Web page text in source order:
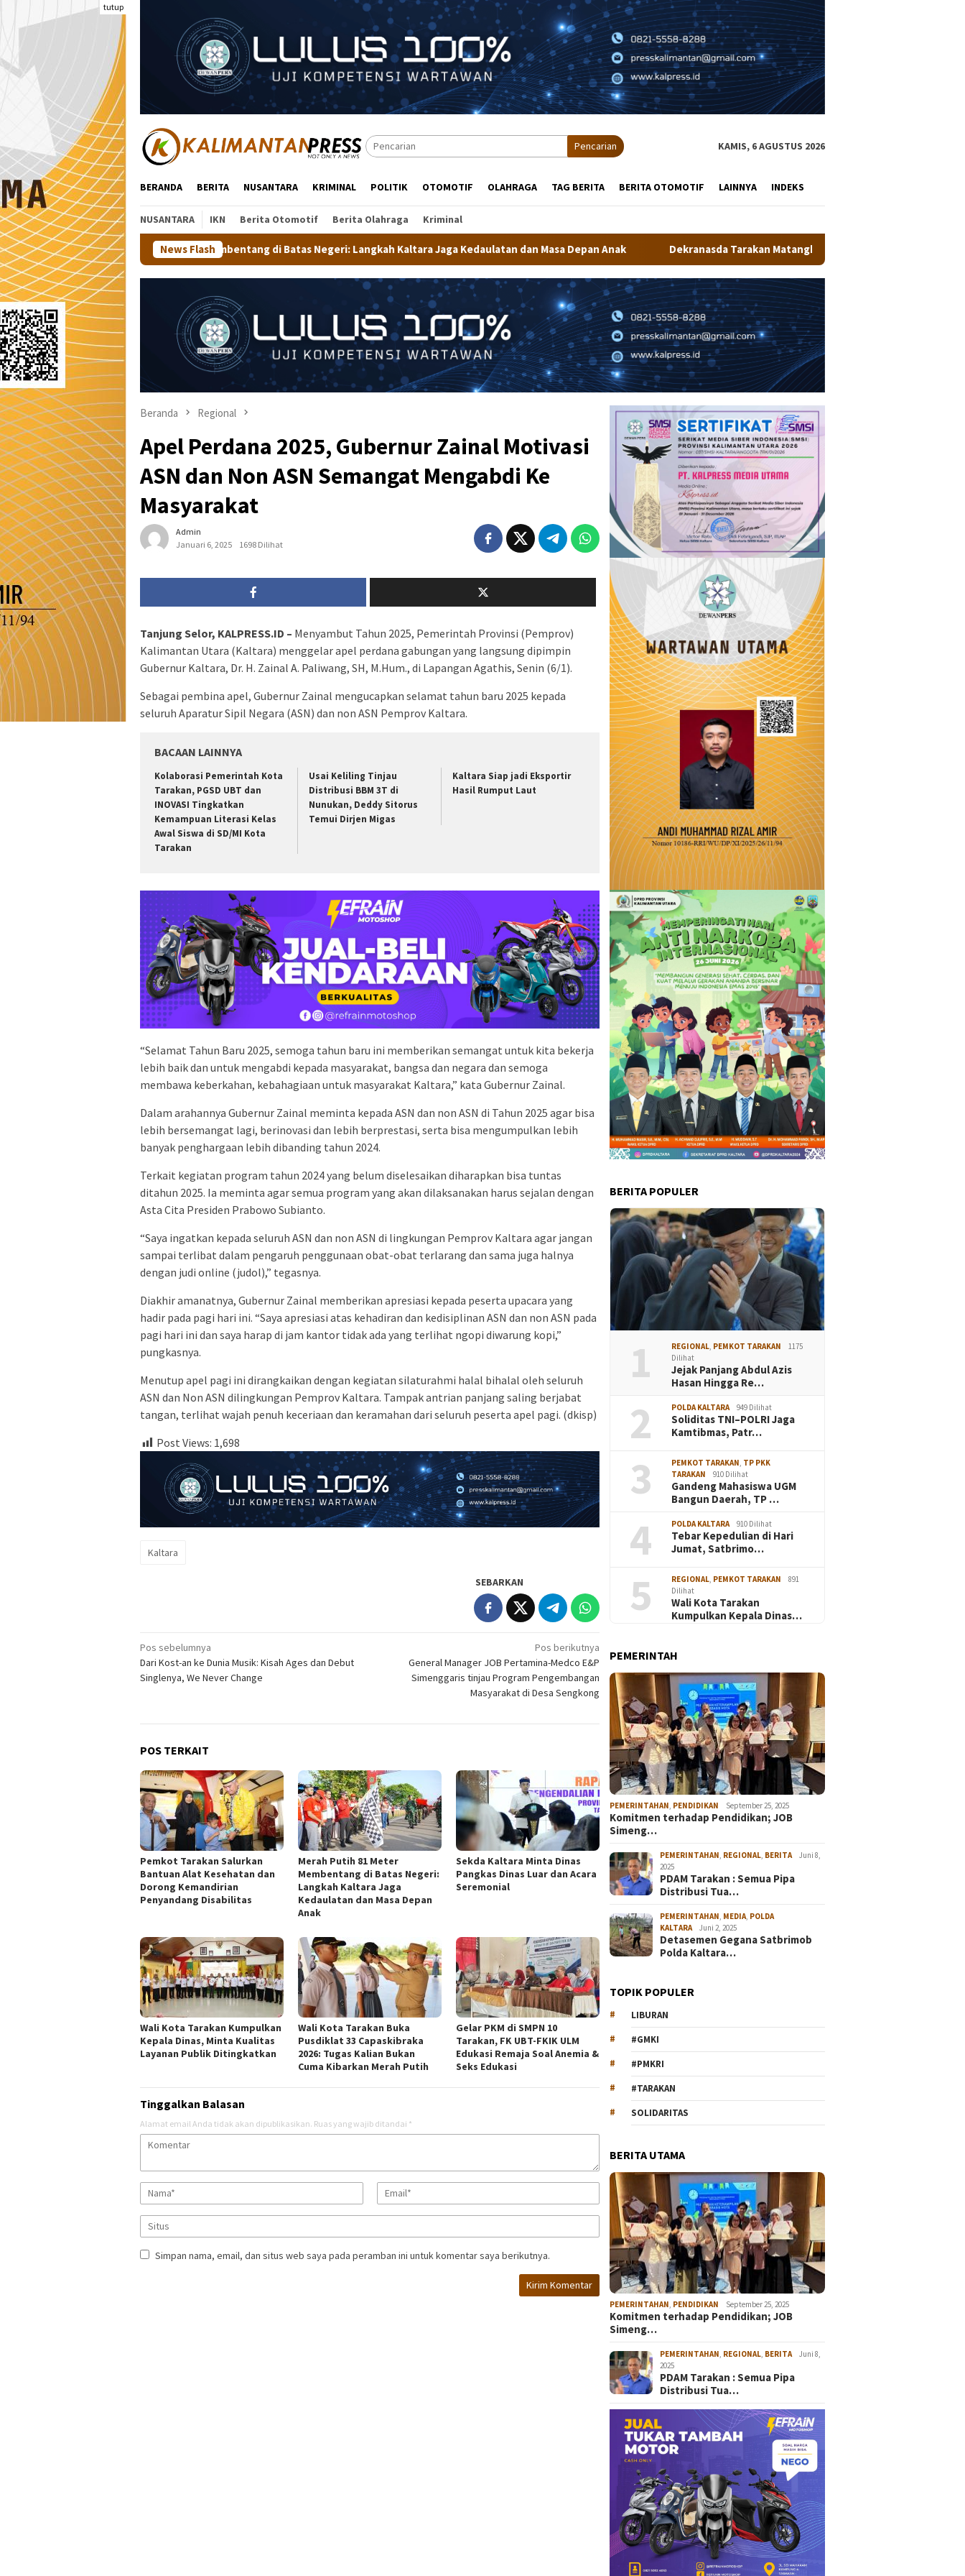
tutup
Pencarian KAMIS, 6 AGUSTUS 2026
BERANDA BERITA NUSANTARA KRIMINAL POLITIK OTOMOTIF OLAHRAGA TAG BERITA BERITA OTOMOTIF LAINNYA INDEKS
NUSANTARA IKN Berita Otomotif Berita Olahraga Kriminal
News Flash
81 Meter Membentang di Batas Negeri: Langkah Kaltara Jaga Kedaulatan dan Masa Depan Anak Dekranasda Tarakan Matangkan Persiapan Produk UMKM Unggulan, Siap Tampil di
Beranda Regional
Apel Perdana 2025, Gubernur Zainal Motivasi
ASN dan Non ASN Semangat Mengabdi Ke
Masyarakat
Admin
Januari 6, 2025
1698 Dilihat
Tanjung Selor, KALPRESS.ID – Menyambut Tahun 2025, Pemerintah Provinsi (Pemprov)
Kalimantan Utara (Kaltara) menggelar apel perdana gabungan yang langsung dipimpin
Gubernur Kaltara, Dr. H. Zainal A. Paliwang, SH, M.Hum., di Lapangan Agathis, Senin (6/1).
Sebagai pembina apel, Gubernur Zainal mengucapkan selamat tahun baru 2025 kepada
seluruh Aparatur Sipil Negara (ASN) dan non ASN Pemprov Kaltara.
BACAAN LAINNYA
Kolaborasi Pemerintah Kota
Tarakan, PGSD UBT dan
INOVASI Tingkatkan
Kemampuan Literasi Kelas
Awal Siswa di SD/MI Kota
Tarakan
Usai Keliling Tinjau
Distribusi BBM 3T di
Nunukan, Deddy Sitorus
Temui Dirjen Migas
Kaltara Siap jadi Eksportir
Hasil Rumput Laut
“Selamat Tahun Baru 2025, semoga tahun baru ini memberikan semangat untuk kita bekerja
lebih baik dan untuk mengabdi kepada masyarakat, bangsa dan negara dan semoga
membawa keberkahan, kebahagiaan untuk masyarakat Kaltara,” kata Gubernur Zainal.
Dalam arahannya Gubernur Zainal meminta kepada ASN dan non ASN di Tahun 2025 agar bisa
lebih bersemangat lagi, berinovasi dan lebih berprestasi, serta bisa mengumpulkan lebih
banyak penghargaan lebih dibanding tahun 2024.
Terkait kegiatan program tahun 2024 yang belum diselesaikan diharapkan bisa tuntas
ditahun 2025. Ia meminta agar semua program yang akan dilaksanakan harus sejalan dengan
Asta Cita Presiden Prabowo Subianto.
“Saya ingatkan kepada seluruh ASN dan non ASN di lingkungan Pemprov Kaltara agar jangan
sampai terlibat dalam pengaruh penggunaan obat-obat terlarang dan sama juga halnya
dengan judi online (judol),” tegasnya.
Diakhir amanatnya, Gubernur Zainal memberikan apresiasi kepada peserta upacara yang
hadir pada pagi hari ini. “Saya apresiasi atas kehadiran dan kedisiplinan ASN dan non ASN pada
pagi hari ini dan saya harap di jam kantor tidak ada yang terlihat ngopi diwarung kopi,”
pungkasnya.
Menutup apel pagi ini dirangkaikan dengan kegiatan silaturahmi halal bihalal oleh seluruh
ASN dan Non ASN dilingkungan Pemprov Kaltara. Tampak antrian panjang saling berjabat
tangan, terlihat wajah penuh keceriaan dan keramahan dari seluruh peserta apel pagi. (dkisp)
Post Views: 1,698
Kaltara
SEBARKAN
Navigasi
pos
Pos sebelumnya
Dari Kost-an ke Dunia Musik: Kisah Ages dan Debut
Singlenya, We Never Change
Pos berikutnya
General Manager JOB Pertamina-Medco E&P
Simenggaris tinjau Program Pengembangan
Masyarakat di Desa Sengkong
POS TERKAIT
Pemkot Tarakan Salurkan
Bantuan Alat Kesehatan dan
Dorong Kemandirian
Penyandang Disabilitas
Merah Putih 81 Meter
Membentang di Batas Negeri:
Langkah Kaltara Jaga
Kedaulatan dan Masa Depan
Anak
Sekda Kaltara Minta Dinas
Pangkas Dinas Luar dan Acara
Seremonial
Wali Kota Tarakan Kumpulkan
Kepala Dinas, Minta Kualitas
Layanan Publik Ditingkatkan
Wali Kota Tarakan Buka
Pusdiklat 33 Capaskibraka
2026: Tugas Kalian Bukan
Cuma Kibarkan Merah Putih
Gelar PKM di SMPN 10
Tarakan, FK UBT-FKIK ULM
Edukasi Remaja Soal Anemia &
Seks Edukasi
Tinggalkan Balasan
Alamat email Anda tidak akan dipublikasikan. Ruas yang wajib ditandai *
Simpan nama, email, dan situs web saya pada peramban ini untuk komentar saya berikutnya.
BERITA POPULER
1 REGIONAL PEMKOT TARAKAN
1175
Dilihat
Jejak Panjang Abdul Azis
Hasan Hingga Re…
2 POLDA KALTARA 949 Dilihat
Soliditas TNI–POLRI Jaga
Kamtibmas, Patr…
3 PEMKOT TARAKAN TP PKK
TARAKAN
910 Dilihat
Gandeng Mahasiswa UGM
Bangun Daerah, TP …
4 POLDA KALTARA 910 Dilihat
Tebar Kepedulian di Hari
Jumat, Satbrimo…
5 REGIONAL PEMKOT TARAKAN
891
Dilihat
Wali Kota Tarakan
Kumpulkan Kepala Dinas…
PEMERINTAH
PEMERINTAHAN PENDIDIKAN September 25, 2025
Komitmen terhadap Pendidikan; JOB
Simeng…
PEMERINTAHAN REGIONAL BERITA
Juni 8,
2025
PDAM Tarakan : Semua Pipa
Distribusi Tua…
PEMERINTAHAN MEDIA POLDA
KALTARA
Juni 2, 2025
Detasemen Gegana Satbrimob
Polda Kaltara…
TOPIK POPULER
LIBURAN
#GMKI
#PMKRI
#TARAKAN
SOLIDARITAS
BERITA UTAMA
PEMERINTAHAN, PENDIDIKAN September 25, 2025
Komitmen terhadap Pendidikan; JOB
Simeng…
PEMERINTAHAN, REGIONAL, BERITA
Juni 8,
2025
PDAM Tarakan : Semua Pipa
Distribusi Tua…